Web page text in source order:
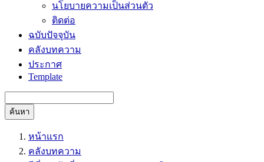
นโยบายความเป็นส่วนตัว
ติดต่อ
ฉบับปัจจุบัน
คลังบทความ
ประกาศ
Template
ค้นหา
หน้าแรก
คลังบทความ